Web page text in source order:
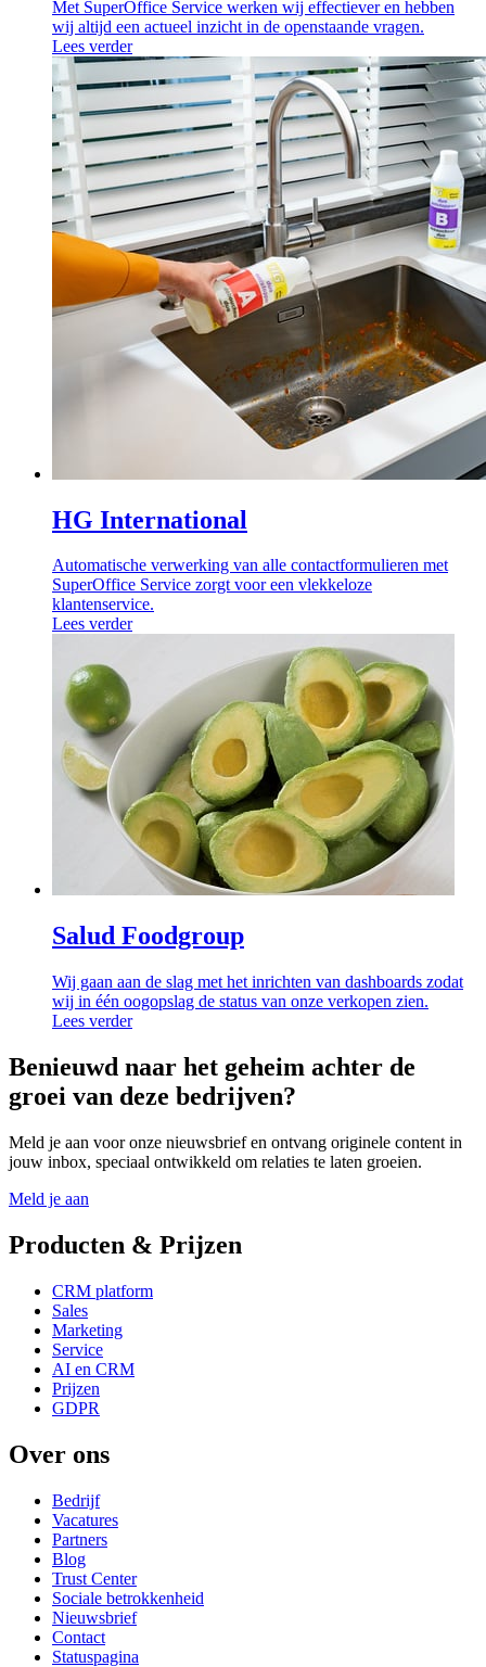
Met SuperOffice Service werken wij effectiever en hebben
wij altijd een actueel inzicht in de openstaande vragen.
Lees verder
HG International
Automatische verwerking van alle contactformulieren met
SuperOffice Service zorgt voor een vlekkeloze
klantenservice.
Lees verder
Salud Foodgroup
Wij gaan aan de slag met het inrichten van dashboards zodat
wij in één oogopslag de status van onze verkopen zien.
Lees verder
Benieuwd naar het geheim achter de
groei van deze bedrijven?
Meld je aan voor onze nieuwsbrief en ontvang originele content in
jouw inbox, speciaal ontwikkeld om relaties te laten groeien.
Meld je aan
Producten & Prijzen
CRM platform
Sales
Marketing
Service
AI en CRM
Prijzen
GDPR
Over ons
Bedrijf
Vacatures
Partners
Blog
Trust Center
Sociale betrokkenheid
Nieuwsbrief
Contact
Statuspagina